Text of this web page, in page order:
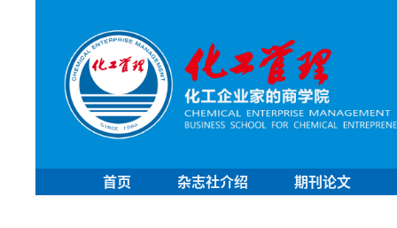
首页 杂志社介绍 期刊论文